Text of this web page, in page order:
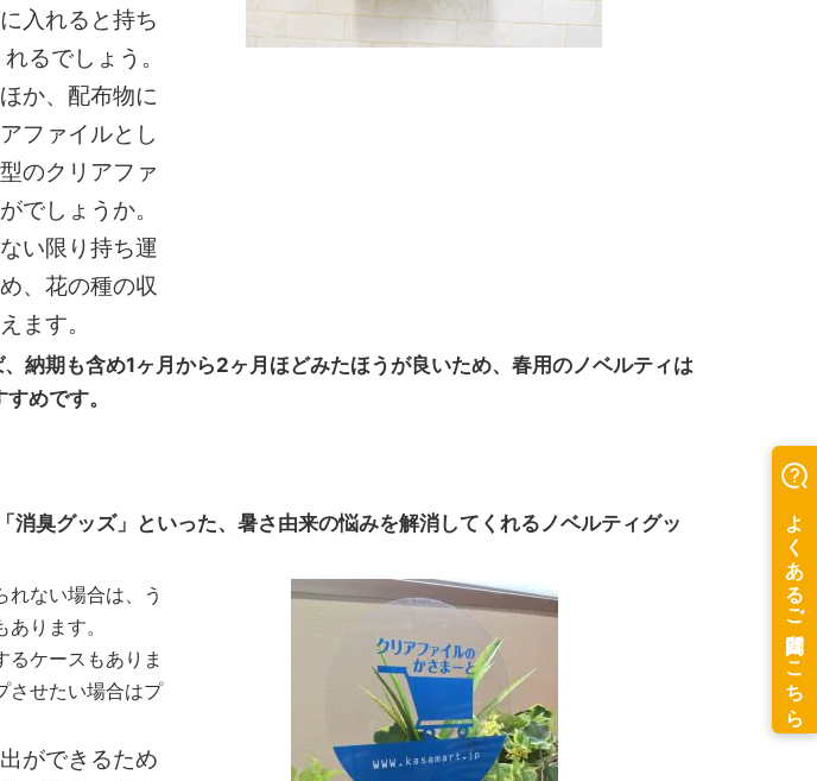
入れると持ち
るでしょう。
か、配布物に
ファイルとし
のクリアファ
でしょうか。
い限り持ち運
、花の種の収
ます。
納期も含め1ヶ月から2ヶ月ほどみたほうが良いため、春用のノベルティは
めです。
消臭グッズ」といった、暑さ由来の悩みを解消してくれるノベルティグッ
れない場合は、う
ります。
るケースもありま
させたい場合はプ
ができるため